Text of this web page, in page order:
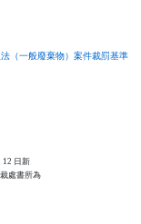
（一般廢棄物）案件裁罰基準
12 日新
處書所為